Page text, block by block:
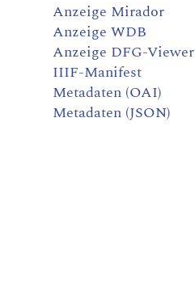
Anzeige Mirador
Anzeige WDB
Anzeige DFG-Viewer
IIIF-Manifest
Metadaten (OAI)
Metadaten (JSON)